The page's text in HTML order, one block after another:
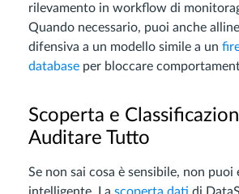
rilevamento in workflow di
Quando necessario, puoi anche
difensiva a un modello simile a un
database per bloccare
Scoperta e
Auditare Tutto
Se non sai cosa è sensibile, non puoi